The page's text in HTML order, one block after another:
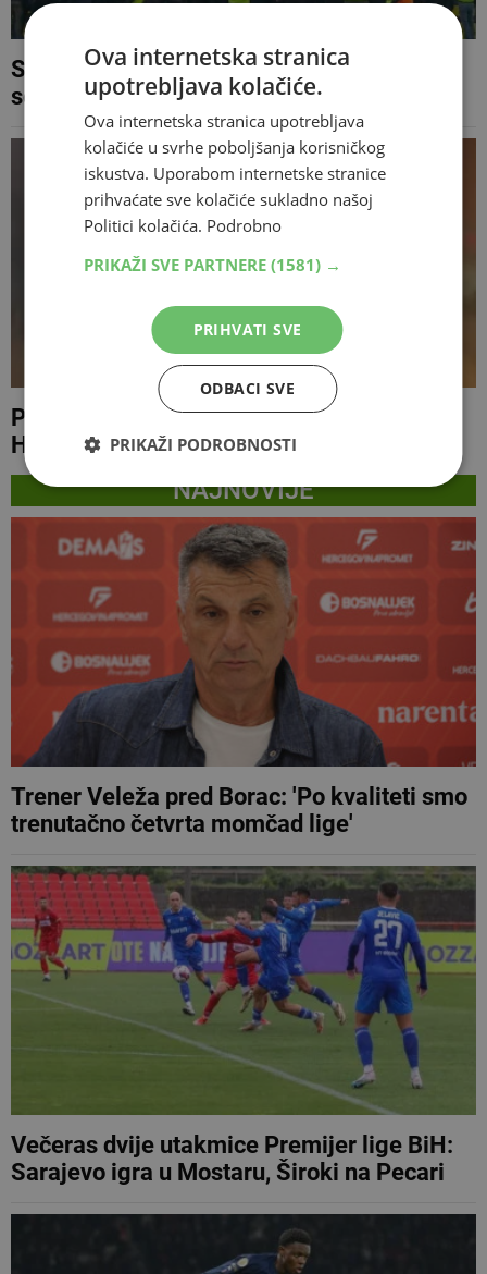
Susret u Sandžaku prekinut nakon 30
sekundi
Potvrđena optužnica protiv 14 navijača
Hajduka zbog nereda u Tuzli
NAJNOVIJE
Trener Veleža pred Borac: 'Po kvaliteti smo
trenutačno četvrta momčad lige'
Večeras dvije utakmice Premijer lige BiH:
Sarajevo igra u Mostaru, Široki na Pecari
Ova internetska stranica
upotrebljava kolačiće.
Ova internetska stranica upotrebljava
kolačiće u svrhe poboljšanja korisničkog
iskustva. Uporabom internetske stranice
prihvaćate sve kolačiće sukladno našoj
Politici kolačića. Podrobno
PRIKAŽI SVE PARTNERE (1581) →
PRIHVATI SVE
ODBACI SVE
PRIKAŽI PODROBNOSTI